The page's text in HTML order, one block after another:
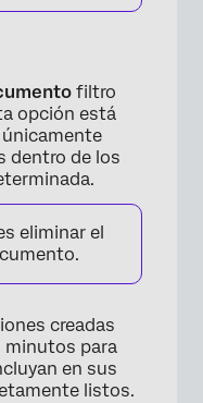
×
filtro
opción está
dentro de los
eliminar el
creadas
minutos para
en sus
listos.